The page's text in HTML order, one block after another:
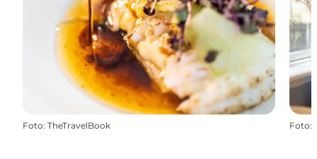
Foto: TheTravelBook Foto: